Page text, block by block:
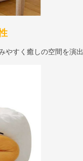
やすく癒しの空間を演出